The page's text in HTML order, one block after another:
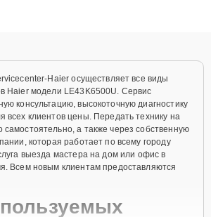
Haier осуществляет все виды
Haier модели LE43K6500U. Сервис
консультацию, высокоточную диагностику
всех клиентов цены. Передать технику на
а также через собственную
которая работает по всему городу
выезда мастера на дом или офис в
Всем новым клиентам предоставляются